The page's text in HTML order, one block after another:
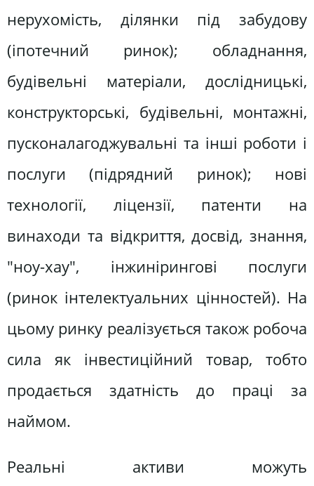
нерухомість, ділянки під забудову
(іпотечний ринок); обладнання,
будівельні матеріали, дослідницькі,
конструкторські, будівельні, монтажні,
пусконалагоджувальні та інші роботи і
послуги (підрядний ринок); нові
технології, ліцензії, патенти на
винаходи та відкриття, досвід, знання,
"ноу-хау", інжинірингові послуги
(ринок інтелектуальних цінностей). На
цьому ринку реалізується також робоча
сила як інвестиційний товар, тобто
продається здатність до праці за
наймом.
Реальні активи можуть